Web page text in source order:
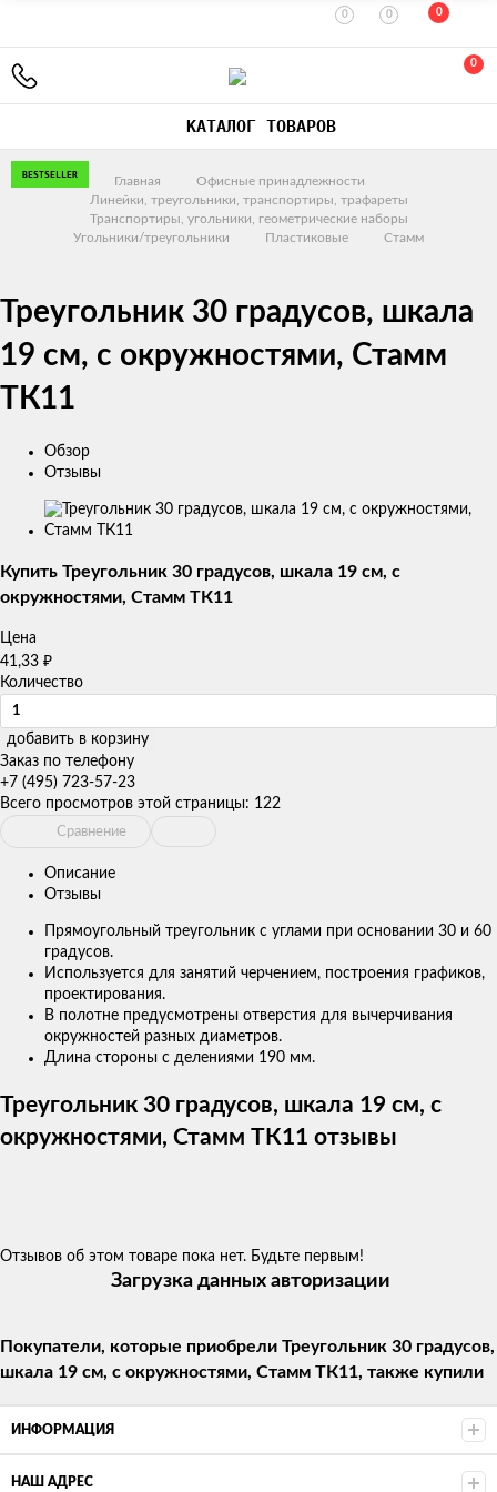
0 0 0
0
КАТАЛОГ ТОВАРОВ
Главная
Офисные принадлежности
Линейки, треугольники, транспортиры, трафареты
Транспортиры, угольники, геометрические наборы
Угольники/треугольники
Пластиковые Стамм
Треугольник 30 градусов, шкала
19 см, с окружностями, Стамм
ТК11
Обзор
Отзывы
Изображения
BESTSELLER
Купить Треугольник 30 градусов, шкала 19 см, с
окружностями, Стамм ТК11
Цена
41,33 ₽
Количество
добавить в корзину
Заказ по телефону
+7 (495) 723-57-23
Всего просмотров этой страницы: 122
Сравнение
Описание
Отзывы
Прямоугольный треугольник с углами при основании 30 и 60
градусов.
Используется для занятий черчением, построения графиков,
проектирования.
В полотне предусмотрены отверстия для вычерчивания
окружностей разных диаметров.
Длина стороны с делениями 190 мм.
Треугольник 30 градусов, шкала 19 см, с
окружностями, Стамм ТК11 отзывы
Отзывов об этом товаре пока нет. Будьте первым!
Загрузка данных авторизации
Покупатели, которые приобрели Треугольник 30 градусов,
шкала 19 см, с окружностями, Стамм ТК11, также купили
ИНФОРМАЦИЯ
НАШ АДРЕС